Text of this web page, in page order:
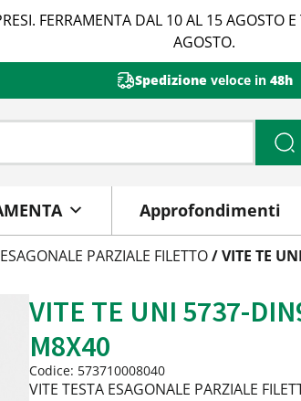
FERRAMENTA DAL 10 AL 15
AGOSTO.
Spedizione veloce in 48h
Approfondimenti
PARZIALE FILETTO/ VITE TE
VITE TE UNI 5737-
M8X40
Codice: 573710008040
VITE TESTA ESAGONALE PARZIALE